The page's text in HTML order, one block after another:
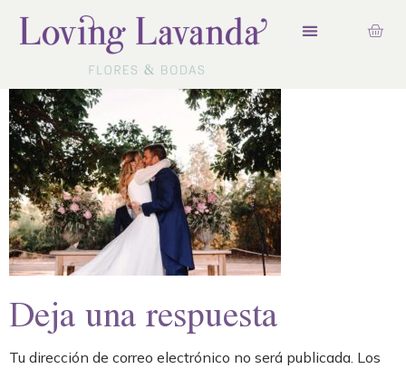
Deja una respuesta
Tu dirección de correo electrónico no será publicada. Los